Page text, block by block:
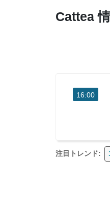
Cattea
16:00
注目トレンド: